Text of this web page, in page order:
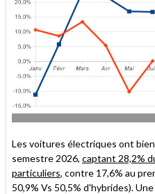
Les voitures électriques ont
semestre 2026, captant 28,2%
particuliers, contre 17,6% au
50,9% Vs 50,5% d'hybrides).